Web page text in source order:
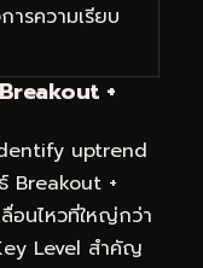
ารความเรียบ
+
uptrend
Breakout +
อนไหวที่ใหญ่กว่า
Level สำคัญ